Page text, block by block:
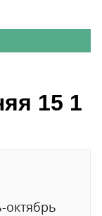
15 1
октябрь